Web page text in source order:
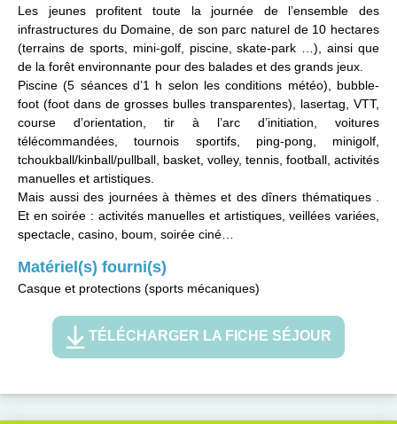
Les jeunes profitent toute la journée de l’ensemble des
infrastructures du Domaine, de son parc naturel de 10 hectares
(terrains de sports, mini-golf, piscine, skate-park …), ainsi que
de la forêt environnante pour des balades et des grands jeux.
Piscine (5 séances d’1 h selon les conditions météo), bubble-
foot (foot dans de grosses bulles transparentes), lasertag, VTT,
course d’orientation, tir à l’arc d’initiation, voitures
télécommandées, tournois sportifs, ping-pong, minigolf,
tchoukball/kinball/pullball, basket, volley, tennis, football, activités
manuelles et artistiques.
Mais aussi des journées à thèmes et des dîners thématiques .
Et en soirée : activités manuelles et artistiques, veillées variées,
spectacle, casino, boum, soirée ciné…
Matériel(s) fourni(s)
Casque et protections (sports mécaniques)
TÉLÉCHARGER LA FICHE SÉJOUR